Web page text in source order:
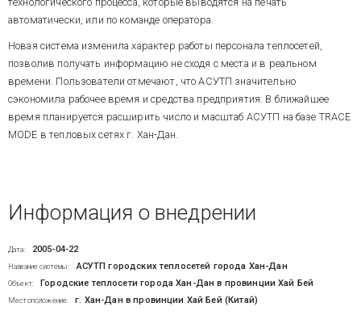
автоматически, или по команде оператора.
Новая система изменила характер работы персонала теплосетей,
позволив получать информацию не сходя с места и в реальном
времени. Пользователи отмечают, что АСУТП значительно
сэкономила рабочее время и средства предприятия. В ближайшее
время планируется расширить число и масштаб АСУТП на базе TRACE
MODE в тепловых сетях г. Хан-Дан.
Информация о внедрении
Дата: 2005-04-22
Название системы: АСУТП городских теплосетей города Хан-Дан
Объект: Городские теплосети города Хан-Дан в провинции Хай Бей
Местоположение: г. Хан-Дан в провинции Хай Бей (Китай)